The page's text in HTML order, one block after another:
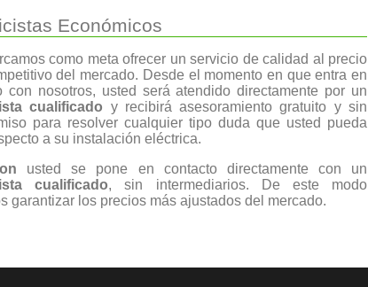
Económicos
como meta ofrecer un servicio de calidad al precio
del mercado. Desde el momento en que entra en
con nosotros, usted será atendido directamente por un
cualificado y recibirá asesoramiento gratuito y sin
para resolver cualquier tipo duda que usted pueda
a su instalación eléctrica.
usted se pone en contacto directamente con un
cualificado, sin intermediarios. De este modo
garantizar los precios más ajustados del mercado.